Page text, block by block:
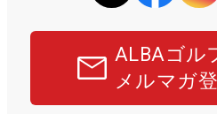
ALBAゴル
メルマガ